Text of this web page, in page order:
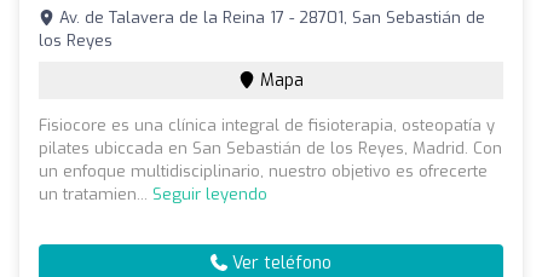
Av. de Talavera de la Reina 17 - 28701, San Sebastián de
los Reyes
Mapa
Fisiocore es una clínica integral de fisioterapia, osteopatía y
pilates ubiccada en San Sebastián de los Reyes, Madrid. Con
un enfoque multidisciplinario, nuestro objetivo es ofrecerte
un tratamien... Seguir leyendo
Ver teléfono